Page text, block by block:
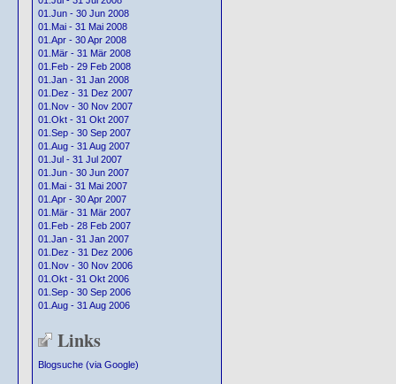
01.Jun - 30 Jun 2008
01.Mai - 31 Mai 2008
01.Apr - 30 Apr 2008
01.Mär - 31 Mär 2008
01.Feb - 29 Feb 2008
01.Jan - 31 Jan 2008
01.Dez - 31 Dez 2007
01.Nov - 30 Nov 2007
01.Okt - 31 Okt 2007
01.Sep - 30 Sep 2007
01.Aug - 31 Aug 2007
01.Jul - 31 Jul 2007
01.Jun - 30 Jun 2007
01.Mai - 31 Mai 2007
01.Apr - 30 Apr 2007
01.Mär - 31 Mär 2007
01.Feb - 28 Feb 2007
01.Jan - 31 Jan 2007
01.Dez - 31 Dez 2006
01.Nov - 30 Nov 2006
01.Okt - 31 Okt 2006
01.Sep - 30 Sep 2006
01.Aug - 31 Aug 2006
Links
Blogsuche (via Google)